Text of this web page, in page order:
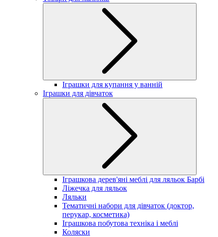
Іграшки для купання у ванній
Іграшки для дівчаток
Іграшкова дерев'яні меблі для ляльок Барбі
Ліжечка для ляльок
Ляльки
Тематичні набори для дівчаток (доктор,
перукар, косметика)
Іграшкова побутова техніка і меблі
Коляски